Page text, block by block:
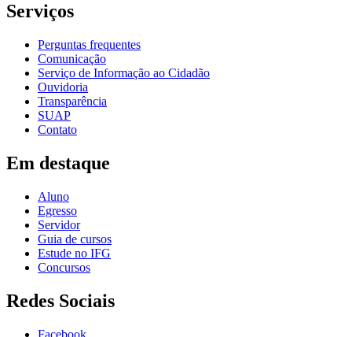
Serviços
Perguntas frequentes
Comunicação
Serviço de Informação ao Cidadão
Ouvidoria
Transparência
SUAP
Contato
Em destaque
Aluno
Egresso
Servidor
Guia de cursos
Estude no IFG
Concursos
Redes Sociais
Facebook